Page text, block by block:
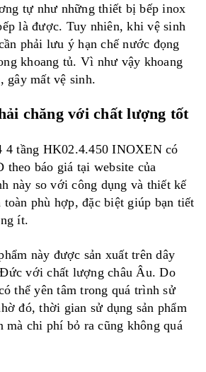
tự như những thiết bị bếp inox
là được. Tuy nhiên, khi vệ sinh
phải lưu ý hạn chế nước đọng
khoang tủ. Vì như vậy khoang
gây mất vệ sinh.
chăng với chất lượng tốt
4 tầng HK02.4.450 INOXEN có
báo giá tại website của
này so với công dụng và thiết kế
toàn phù hợp, đặc biệt giúp bạn tiết
ít.
này được sản xuất trên dây
với chất lượng châu Âu. Do
thể yên tâm trong quá trình sử
đó, thời gian sử dụng sản phẩm
mà chi phí bỏ ra cũng không quá